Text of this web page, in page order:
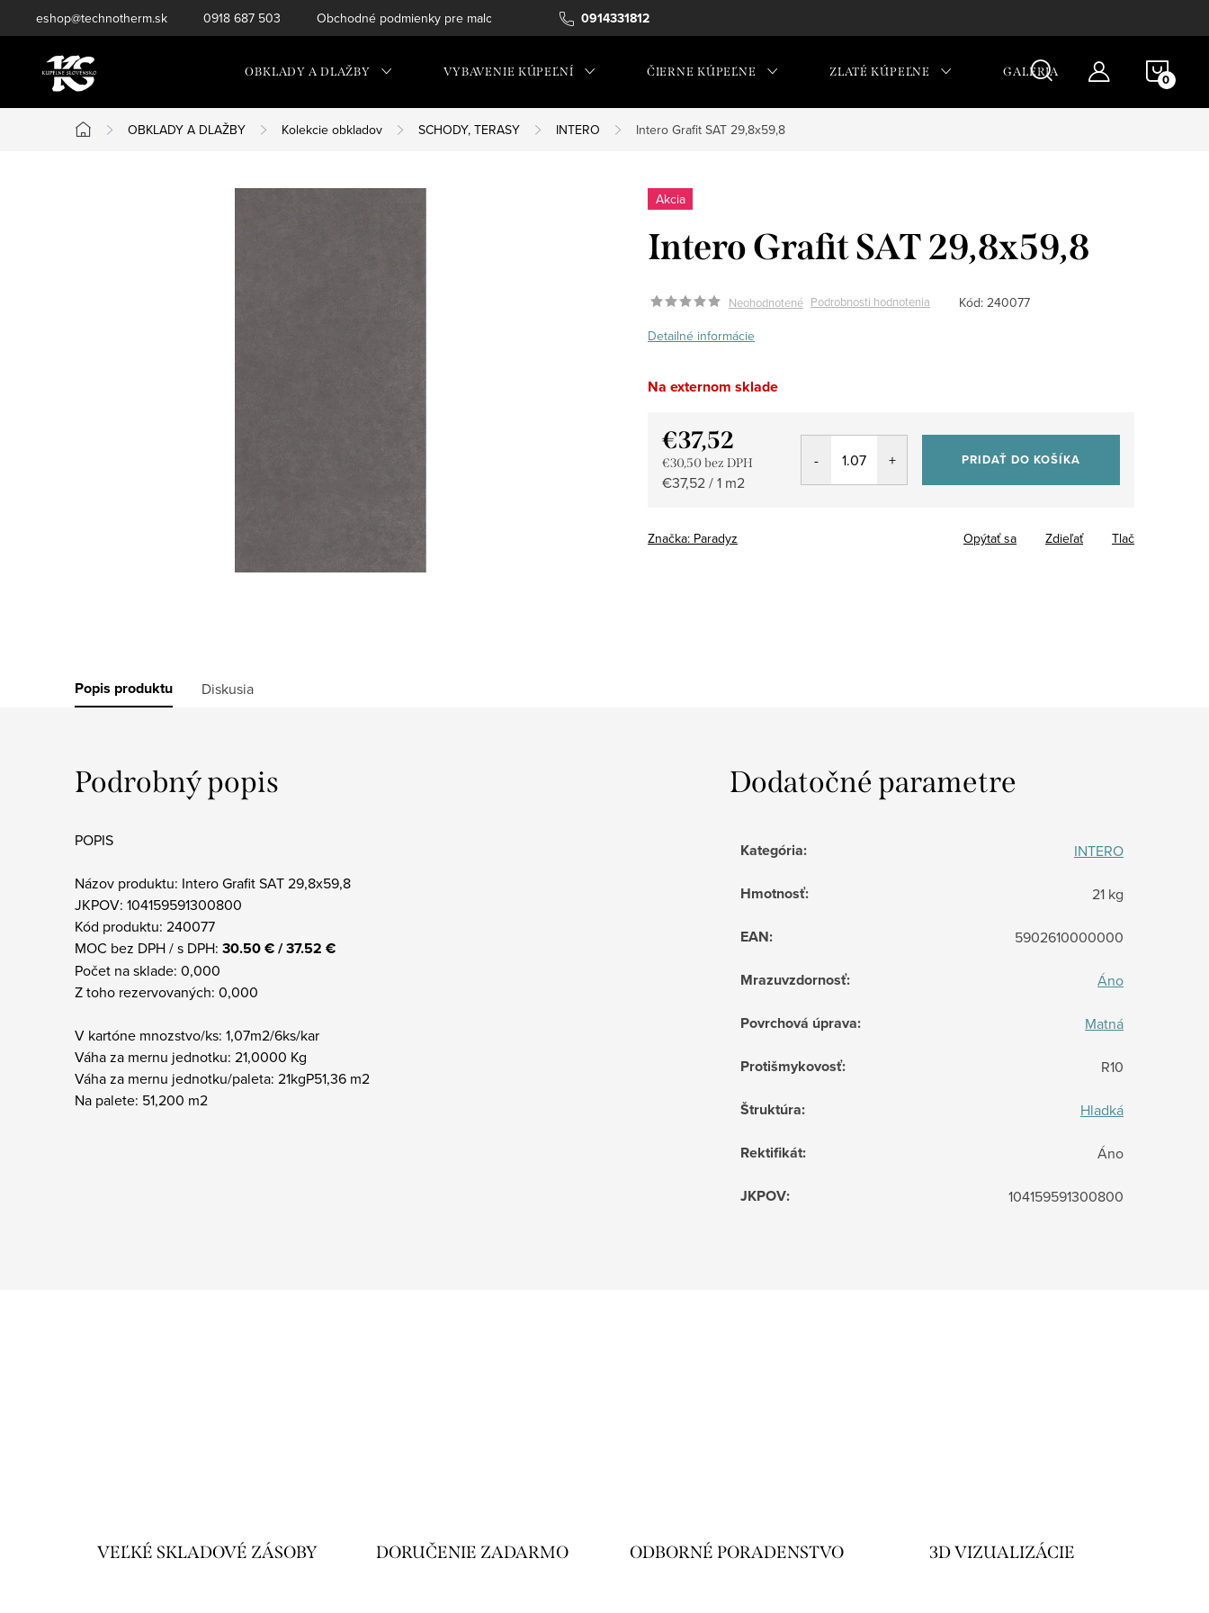
na
0914331812
eshop@technotherm.sk 0918 687 503 Obchodné podmienky pre maloobchod
OBKLADY A DLAŽBY VYBAVENIE KÚPEĽNÍ ČIERNE KÚPEĽNE ZLATÉ KÚPEĽNE GALÉRIA
Domov
OBKLADY A DLAŽBY Kolekcie obkladov SCHODY, TERASY INTERO Intero Grafit SAT 29,8x59,8
Akcia
Intero Grafit SAT 29,8x59,8
Neohodnotené Podrobnosti hodnotenia Kód: 240077
Detailné informácie
Na externom sklade
€37,52
€30,50 bez DPH
Jednotková
€37,52 / 1 m2
PRIDAŤ DO KOŠÍKA
Značka: Paradyz Tlač
Opýtať sa Zdieľať
Popis produktu Diskusia
Podrobný popis
POPIS
Názov produktu: Intero Grafit SAT 29,8x59,8
JKPOV: 104159591300800
Kód produktu: 240077
MOC bez DPH / s DPH: 30.50 € / 37.52 €
Počet na sklade: 0,000
Z toho rezervovaných: 0,000
V kartóne mnozstvo/ks: 1,07m2/6ks/kar
Váha za mernu jednotku: 21,0000 Kg
Váha za mernu jednotku/paleta: 21kgP51,36 m2
Na palete: 51,200 m2
Dodatočné parametre
Kategória: INTERO
Hmotnosť: 21 kg
EAN: 5902610000000
Mrazuvzdornosť: Áno
Povrchová úprava: Matná
Protišmykovosť: R10
Štruktúra: Hladká
Rektifikát: Áno
JKPOV: 104159591300800
VEĽKÉ SKLADOVÉ ZÁSOBY DORUČENIE ZADARMO ODBORNÉ PORADENSTVO 3D VIZUALIZÁCIE